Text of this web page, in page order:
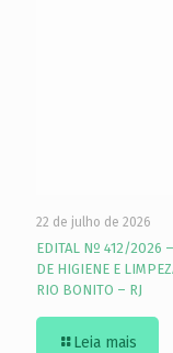
22 de julho de 2026
EDITAL Nº 412/2026 –
DE HIGIENE E
RIO BONITO – RJ
Leia mais